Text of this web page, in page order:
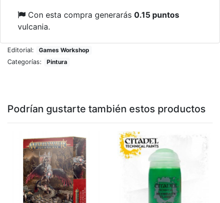
Con esta compra generarás 0.15 puntos
vulcania.
Editorial:
Games Workshop
Categorías:
Pintura
Podrían gustarte también estos productos